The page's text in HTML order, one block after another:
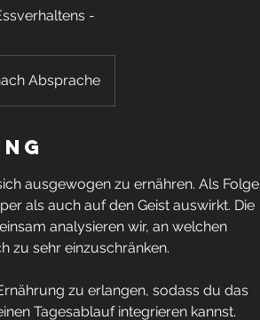
-
Absprache
ausgewogen zu ernähren. Als Folge
als auch auf den Geist auswirkt. Die
analysieren wir, an welchen
zu sehr einzuschränken.
zu erlangen, sodass du das
Tagesablauf integrieren kannst.